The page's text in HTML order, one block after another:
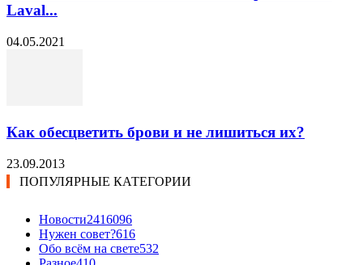
Laval...
04.05.2021
Как обесцветить брови и не лишиться их?
23.09.2013
ПОПУЛЯРНЫЕ КАТЕГОРИИ
Новости2416096
Нужен совет?616
Обо всём на свете532